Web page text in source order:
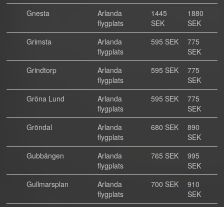
Gnesta
Arlanda
flygplats
1445
SEK
1880
SEK
Grimsta
Arlanda
flygplats
595 SEK
775
SEK
Grindtorp
Arlanda
flygplats
595 SEK
775
SEK
Gröna Lund
Arlanda
flygplats
595 SEK
775
SEK
Gröndal
Arlanda
flygplats
680 SEK
890
SEK
Gubbängen
Arlanda
flygplats
765 SEK
995
SEK
Gullmarsplan
Arlanda
flygplats
700 SEK
910
SEK